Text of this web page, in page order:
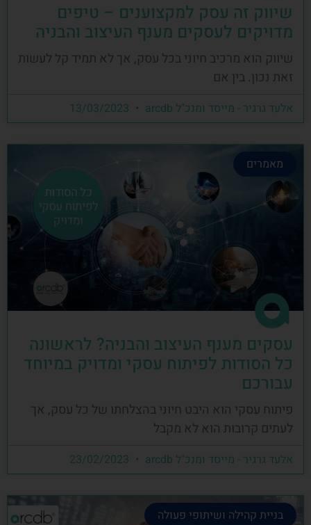
שיווק זה עסק למקצוענים – טיפים
מדויקים לעסקים מענף העיצוב והבניה
שיווק הוא מרכיב חיוני בכל עסק, אך לא תמיד קל לעשות
זאת נכון. בין אם
אלעד גרגיר - מייסד ומנכ"ל arcdb
מאמרים
עסקים מענף העיצוב והבניה? לראשונה
כל הסודות לפיתוח עסקי ומדויק במיוחד
עבורכם
פיתוח עסקי הוא היבט חיוני בהצלחתו של כל עסק, אך
לעתים קרובות הוא לא מקבל
אלעד גרגיר - מייסד ומנכ"ל arcdb
בניית קהילה ושיתופי פעולה